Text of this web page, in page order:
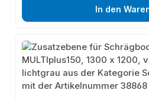
In den